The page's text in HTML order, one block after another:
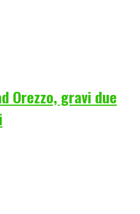
Orezzo, gravi due